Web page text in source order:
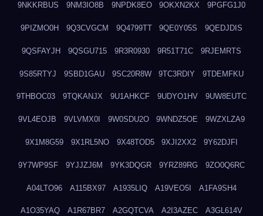
9NKKRBUS 9NM3IO8B 9NPDK8EO 9OKXN2KX 9PGFG1J0
9PIZMO0H 9Q3CVGCM 9Q4799TT 9QE0Y05S 9QEDJDIS
9QSFAYJH 9QSGU715 9R3R0930 9R51T71C 9RJEMRTS
9S85RTYJ 9SBD1GAU 9SC20R8W 9TC3RDIY 9TDEMFKU
9THBOC03 9TQKANJX 9U1AHKCF 9UDYO1HV 9UW8EUTC
9VL4EOJB 9VLVMX0I 9W0SDU2O 9WNDZ5OE 9WZXLZA9
9X1M8G59 9X1RL5NO 9X48TOD5 9XJI2XX2 9Y62DJFI
9Y7WP9SF 9YJJZJ6M 9YK3DQGR 9YRZ89RG 9ZO0Q6RC
A04LTO96 A115BX97 A1935LIQ A19VEO5I A1FA9SH4
A1O35YAQ A1R67BR7 A2GQTCVA A2I3AZEC A3GL614V